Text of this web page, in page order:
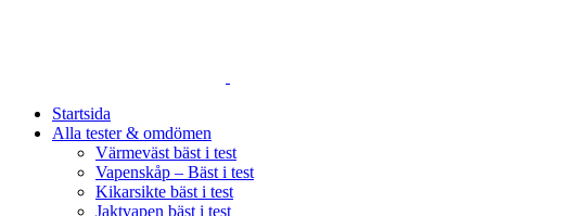
Startsida
Alla tester & omdömen
Värmeväst bäst i test
Vapenskåp – Bäst i test
Kikarsikte bäst i test
Jaktvapen bäst i test